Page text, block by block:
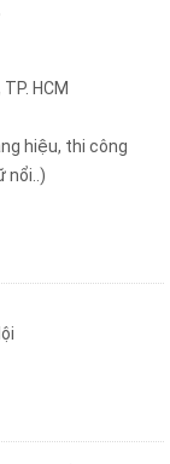
HCM
hiệu, thi công
nổi..)